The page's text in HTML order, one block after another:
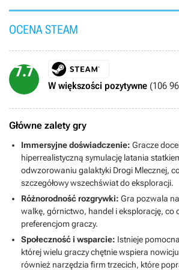
OCENA STEAM
7.7
W większości pozytywne (106
Główne zalety gry
Immersyjne doświadczenie: Gracze
hiperrealistyczną symulację latania
odwzorowaniu galaktyki Drogi Mlecznej,
szczegółowy wszechświat do eksploracji.
Różnorodność rozgrywki: Gra pozwala
walkę, górnictwo, handel i eksplorację, co
preferencjom graczy.
Społeczność i wsparcie: Istnieje
której wielu graczy chętnie wspiera
również narzędzia firm trzecich, które